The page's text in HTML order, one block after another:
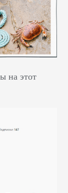
на этот